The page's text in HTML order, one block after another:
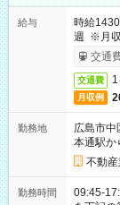
給与
時給
週 ※月収
ービス
交通
交通費
月収例
勤務地
広島市中
本通駅か
不動
勤務時間
09:45-